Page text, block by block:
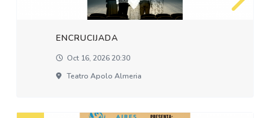
ENCRUCIJADA
Oct 16, 2026 20:30
Teatro Apolo Almeria